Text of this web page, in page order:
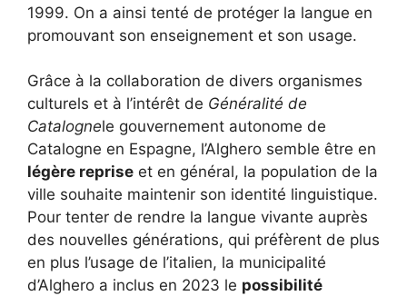
1999. On a ainsi tenté de protéger la langue en
promouvant son enseignement et son usage.
Grâce à la collaboration de divers organismes
culturels et à l’intérêt de Généralité de
Catalognele gouvernement autonome de
Catalogne en Espagne, l’Alghero semble être en
légère reprise et en général, la population de la
ville souhaite maintenir son identité linguistique.
Pour tenter de rendre la langue vivante auprès
des nouvelles générations, qui préfèrent de plus
en plus l’usage de l’italien, la municipalité
d’Alghero a inclus en 2023 le possibilité